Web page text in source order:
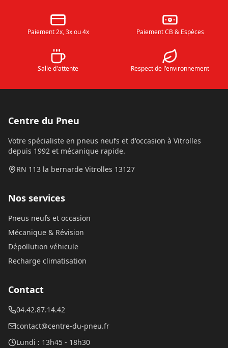
Paiement 2x, 3x ou 4x Paiement CB & Espèces
Salle d'attente Respect de l'environnement
Centre du Pneu
Votre spécialiste en pneus neufs et d'occasion à Vitrolles
depuis 1992 et mécanique rapide.
RN 113 la bernarde Vitrolles 13127
Nos services
Pneus neufs et occasion
Mécanique & Révision
Dépollution véhicule
Recharge climatisation
Contact
04.42.87.14.42
contact@centre-du-pneu.fr
Lundi : 13h45 - 18h30